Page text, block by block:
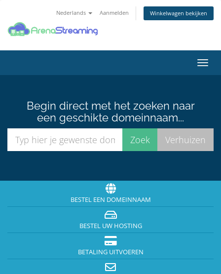
Nederlands Aanmelden Winkelwagen bekijken
in-/
Begin direct met het zoeken naar
een geschikte domeinnaam...
BESTEL EEN DOMEINNAAM
BESTEL UW HOSTING
BETALING UITVOEREN